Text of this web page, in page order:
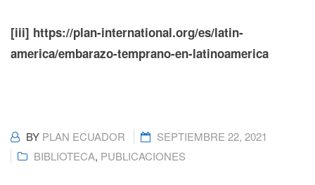
[iii] https://plan-international.org/es/latin-
america/embarazo-temprano-en-latinoamerica
BY PLAN ECUADOR
SEPTIEMBRE 22, 2021
BIBLIOTECA, PUBLICACIONES